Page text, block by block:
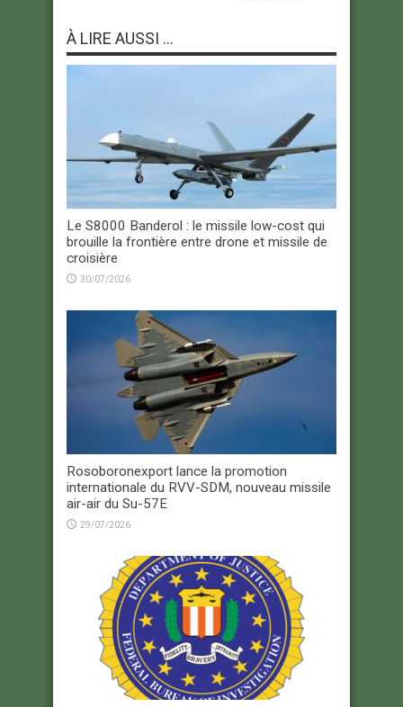
À LIRE AUSSI ...
Le S8000 Banderol : le missile low-cost qui
brouille la frontière entre drone et missile de
croisière
30/07/2026
Rosoboronexport lance la promotion
internationale du RVV-SDM, nouveau missile
air-air du Su-57E
29/07/2026